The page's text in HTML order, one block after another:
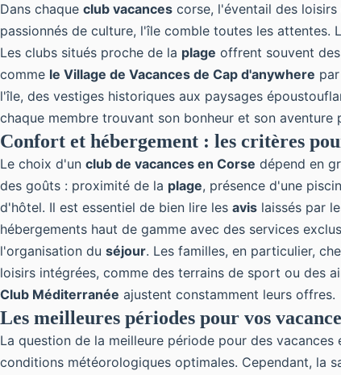
Dans chaque club vacances corse, l'éventail des
passionnés de culture, l'île comble toutes les attentes.
Les clubs situés proche de la plage offrent souvent
comme le Village de Vacances de Cap d'anywhere
l'île, des vestiges historiques aux paysages
chaque membre trouvant son bonheur et son
Confort et hébergement : les critères
Le choix d'un club de vacances en Corse dépend en
des goûts : proximité de la plage, présence d'une
d'hôtel. Il est essentiel de bien lire les avis laissés par
hébergements haut de gamme avec des services
l'organisation du séjour. Les familles, en particulier,
loisirs intégrées, comme des terrains de sport ou des
Club Méditerranée ajustent constamment leurs offres.
Les meilleures périodes pour vos
La question de la meilleure période pour des
conditions météorologiques optimales. Cependant, la